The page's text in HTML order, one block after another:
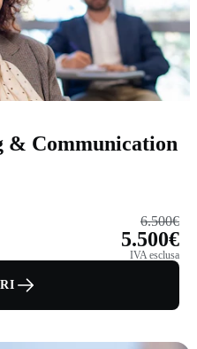
& Communication
6.500€
5.500€
IVA esclusa